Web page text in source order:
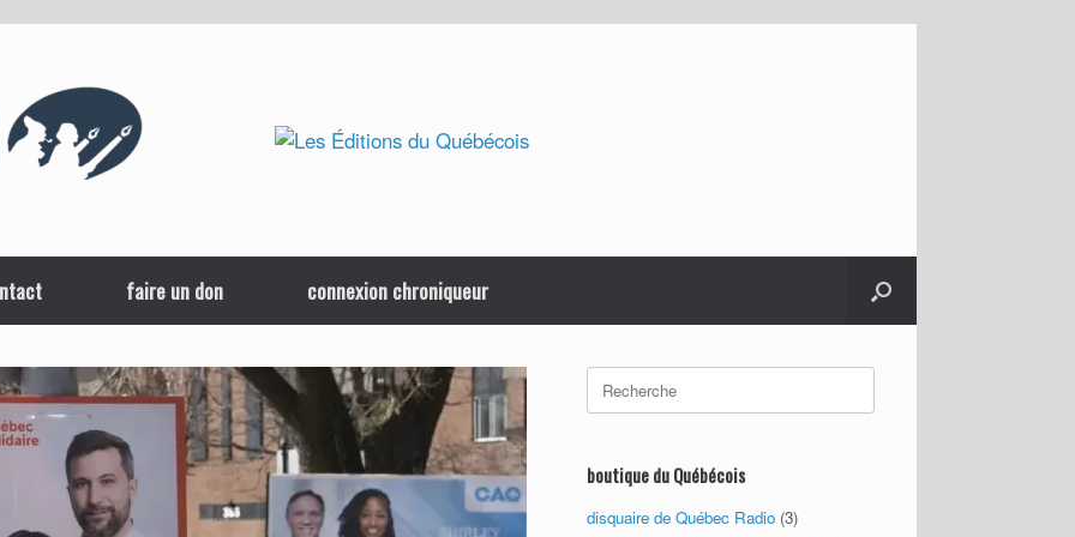
faire un don connexion chroniqueur
Search
for:
boutique du Québécois
disquaire de Québec Radio (3)